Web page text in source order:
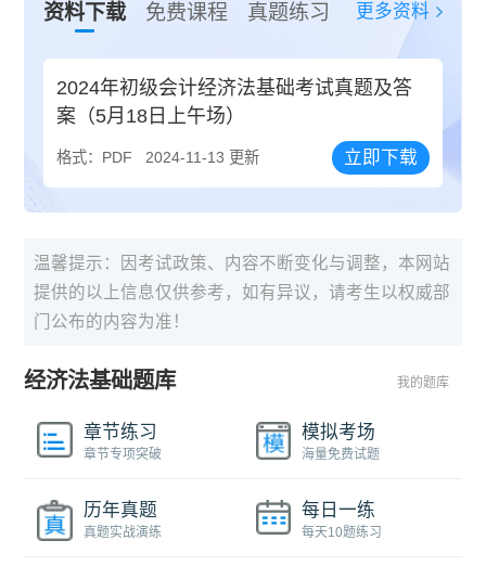
资料下载 免费课程 真题练习 更多资料
2024年初级会计经济法基础考试真题及答
案（5月18日上午场）
格式：PDF 2024-11-13 更新 立即下载
温馨提示：因考试政策、内容不断变化与调整，本网站
提供的以上信息仅供参考，如有异议，请考生以权威部
门公布的内容为准！
经济法基础题库 我的题库
章节练习
章节专项突破
模拟考场
海量免费试题
历年真题
真题实战演练
每日一练
每天10题练习